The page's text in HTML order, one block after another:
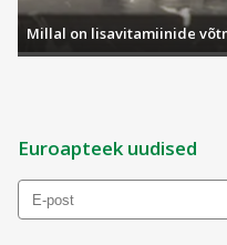
Millal on lisavitamiinide
Euroapteek uudised